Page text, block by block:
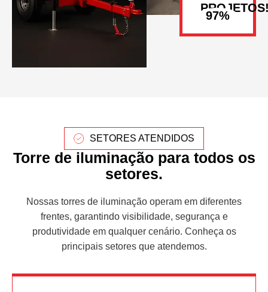
SETORES ATENDIDOS
Torre de iluminação para todos os
setores.
Nossas torres de iluminação operam em diferentes
frentes, garantindo visibilidade, segurança e
produtividade em qualquer cenário. Conheça os
principais setores que atendemos.